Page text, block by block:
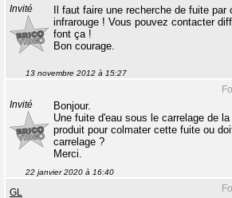
Invité
Il faut faire une recherche de fuite par
infrarouge ! Vous pouvez contacter
font ça !
Bon courage.
13 novembre 2012 à 15:27
Invité
Bonjour.
Une fuite d'eau sous le carrelage de
produit pour colmater cette fuite ou
carrelage ?
Merci.
22 janvier 2020 à 16:40
GL